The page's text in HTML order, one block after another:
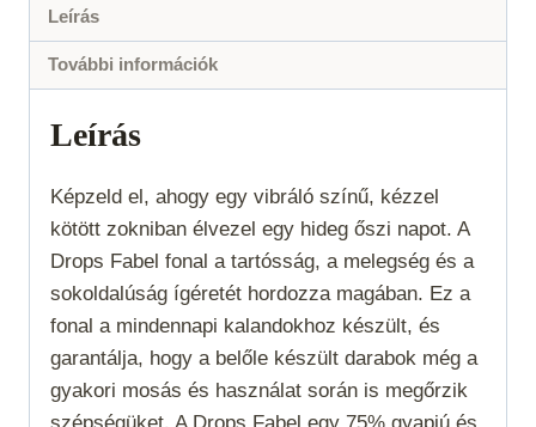
uni
color
Leírás
További információk
Leírás
Képzeld el, ahogy egy vibráló színű, kézzel
kötött zokniban élvezel egy hideg őszi napot. A
Drops Fabel fonal a tartósság, a melegség és a
sokoldalúság ígéretét hordozza magában. Ez a
fonal a mindennapi kalandokhoz készült, és
garantálja, hogy a belőle készült darabok még a
gyakori mosás és használat során is megőrzik